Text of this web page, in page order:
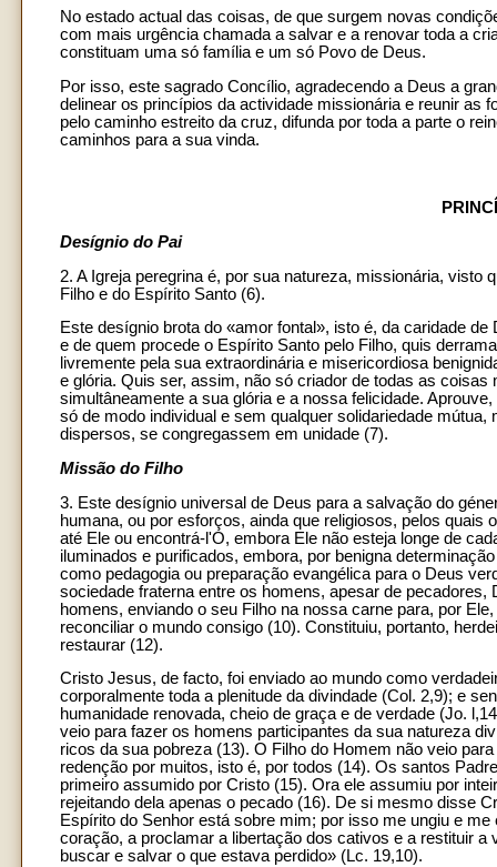
No estado actual das coisas, de que surgem novas
com mais urgência chamada a salvar e a renovar toda a
constituam uma só família e um só Povo de Deus.
Por isso, este sagrado Concílio, agradecendo a Deus a
delinear os princípios da actividade missionária e reunir as
pelo caminho estreito da cruz, difunda por toda a parte o
caminhos para a sua vinda.
Desígnio do Pai
2. A Igreja peregrina é, por sua natureza, missionária,
Filho e do Espírito Santo (6).
Este desígnio brota do «amor fontal», isto é, da caridade
e de quem procede o Espírito Santo pelo Filho, quis
livremente pela sua extraordinária e misericordiosa
e glória. Quis ser, assim, não só criador de todas as
simultâneamente a sua glória e a nossa felicidade.
só de modo individual e sem qualquer solidariedade
dispersos, se congregassem em unidade (7).
Missão do Filho
3. Este desígnio universal de Deus para a salvação do
humana, ou por esforços, ainda que religiosos, pelos
até Ele ou encontrá-l'O, embora Ele não esteja longe de
iluminados e purificados, embora, por benigna
como pedagogia ou preparação evangélica para o Deus
sociedade fraterna entre os homens, apesar de
homens, enviando o seu Filho na nossa carne para, por
reconciliar o mundo consigo (10). Constituiu, portanto,
restaurar (12).
Cristo Jesus, de facto, foi enviado ao mundo como
corporalmente toda a plenitude da divindade (Col. 2,9); e
humanidade renovada, cheio de graça e de verdade (Jo.
veio para fazer os homens participantes da sua natureza
ricos da sua pobreza (13). O Filho do Homem não veio
redenção por muitos, isto é, por todos (14). Os santos
primeiro assumido por Cristo (15). Ora ele assumiu por
rejeitando dela apenas o pecado (16). De si mesmo disse
Espírito do Senhor está sobre mim; por isso me ungiu e
coração, a proclamar a libertação dos cativos e a restituir
buscar e salvar o que estava perdido» (Lc. 19,10).